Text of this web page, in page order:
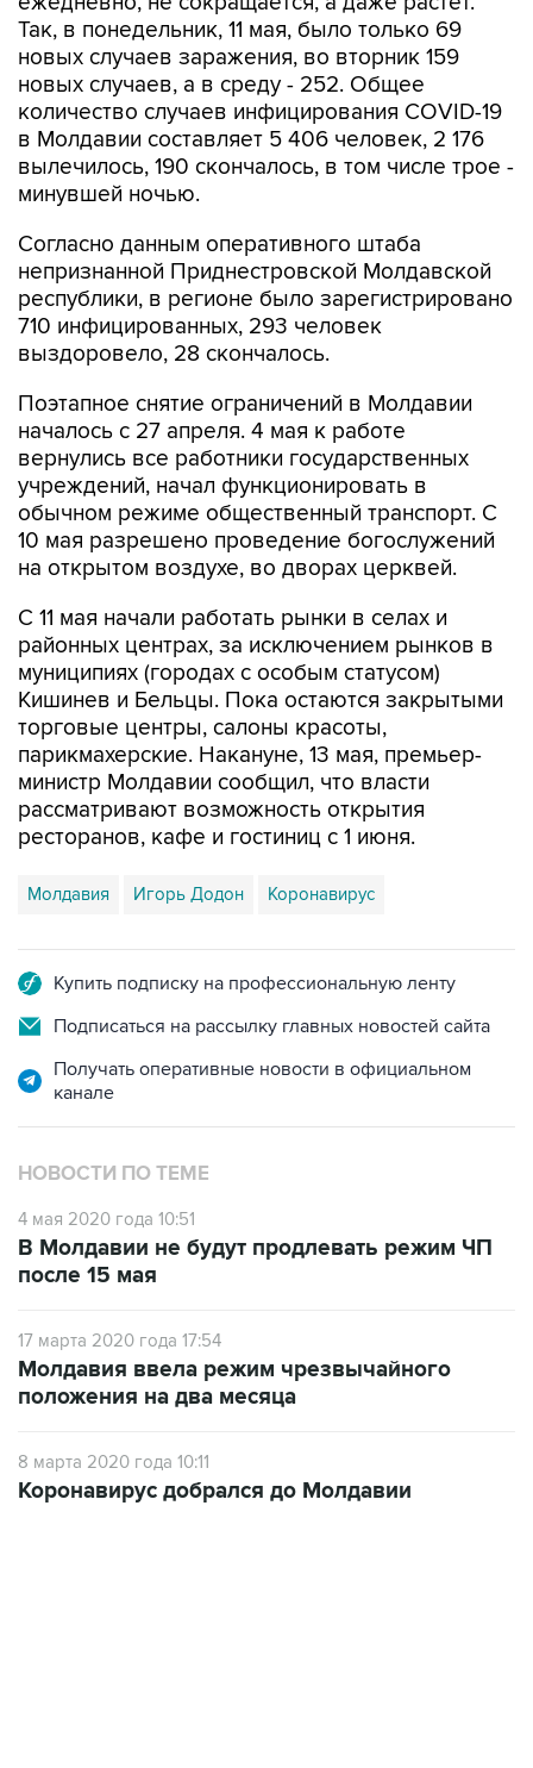
Так, в понедельник, 11 мая, было только 69
новых случаев заражения, во вторник 159
новых случаев, а в среду - 252. Общее
количество случаев инфицирования COVID-19
в Молдавии составляет 5 406 человек, 2 176
вылечилось, 190 скончалось, в том числе трое -
минувшей ночью.
Согласно данным оперативного штаба
непризнанной Приднестровской Молдавской
республики, в регионе было зарегистрировано
710 инфицированных, 293 человек
выздоровело, 28 скончалось.
Поэтапное снятие ограничений в Молдавии
началось с 27 апреля. 4 мая к работе
вернулись все работники государственных
учреждений, начал функционировать в
обычном режиме общественный транспорт. С
10 мая разрешено проведение богослужений
на открытом воздухе, во дворах церквей.
С 11 мая начали работать рынки в селах и
районных центрах, за исключением рынков в
муниципиях (городах с особым статусом)
Кишинев и Бельцы. Пока остаются закрытыми
торговые центры, салоны красоты,
парикмахерские. Накануне, 13 мая, премьер-
министр Молдавии сообщил, что власти
рассматривают возможность открытия
ресторанов, кафе и гостиниц с 1 июня.
Молдавия Игорь Додон Коронавирус
Купить подписку на профессиональную ленту
Подписаться на рассылку главных новостей сайта
Получать оперативные новости в официальном
канале
НОВОСТИ ПО ТЕМЕ
4 мая 2020 года 10:51
В Молдавии не будут продлевать режим ЧП
после 15 мая
17 марта 2020 года 17:54
Молдавия ввела режим чрезвычайного
положения на два месяца
8 марта 2020 года 10:11
Коронавирус добрался до Молдавии